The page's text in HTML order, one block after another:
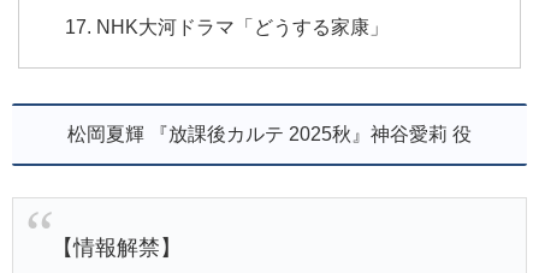
NHK大河ドラマ「どうする家康」
松岡夏輝 『放課後カルテ 2025秋』神谷愛莉 役
【情報解禁】